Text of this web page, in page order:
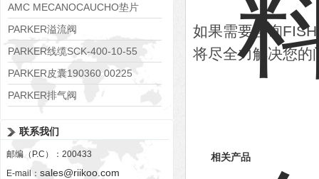
138551
AMC MECANOCAUCHO垫片
608074
PARKER溢流阀
RE06M35W2N1KWXG087
PARKER线缆SCK-400-10-55
PARKER皮囊190360 00225
PARKER排气阀
联系我们
邮编（P.C）：200433
E-mail： sales@riikoo.com
如果需要咨询
将尽全力解决您的
相关产品